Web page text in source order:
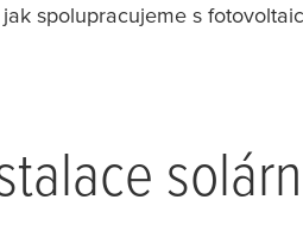
jak spolupracujeme s